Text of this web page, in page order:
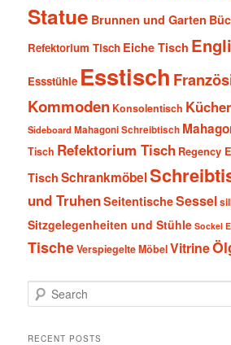
Statue Brunnen und Garten
Refektorium Tisch Eiche Tisch
Essstühle Esstisch
Kommoden Konsolentisch
SideboardMahagoni Schreibtisch
Tisch Refektorium Tisch Regency
Tisch Schrankmöbel
und TruhenSeitentischeSessel
Sitzgelegenheiten und Stühle Sockel
TischeVerspiegelte MöbelVitrine
e
rRECENT POSTS